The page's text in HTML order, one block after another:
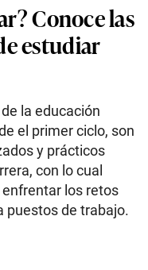
Conoce las
estudiar
la educación
el primer ciclo, son
y prácticos
con lo cual
los retos
puestos de trabajo.